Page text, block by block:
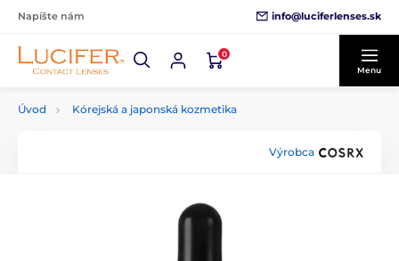
Napíšte nám info@luciferlenses.sk
0
Menu
Úvod Kórejská a japonská kozmetika
Výrobca